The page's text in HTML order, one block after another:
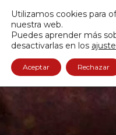
Envío
Utilizamos cookies para
nuestra web.
Puedes aprender más
desactivarlas en los
Aceptar Rechazar